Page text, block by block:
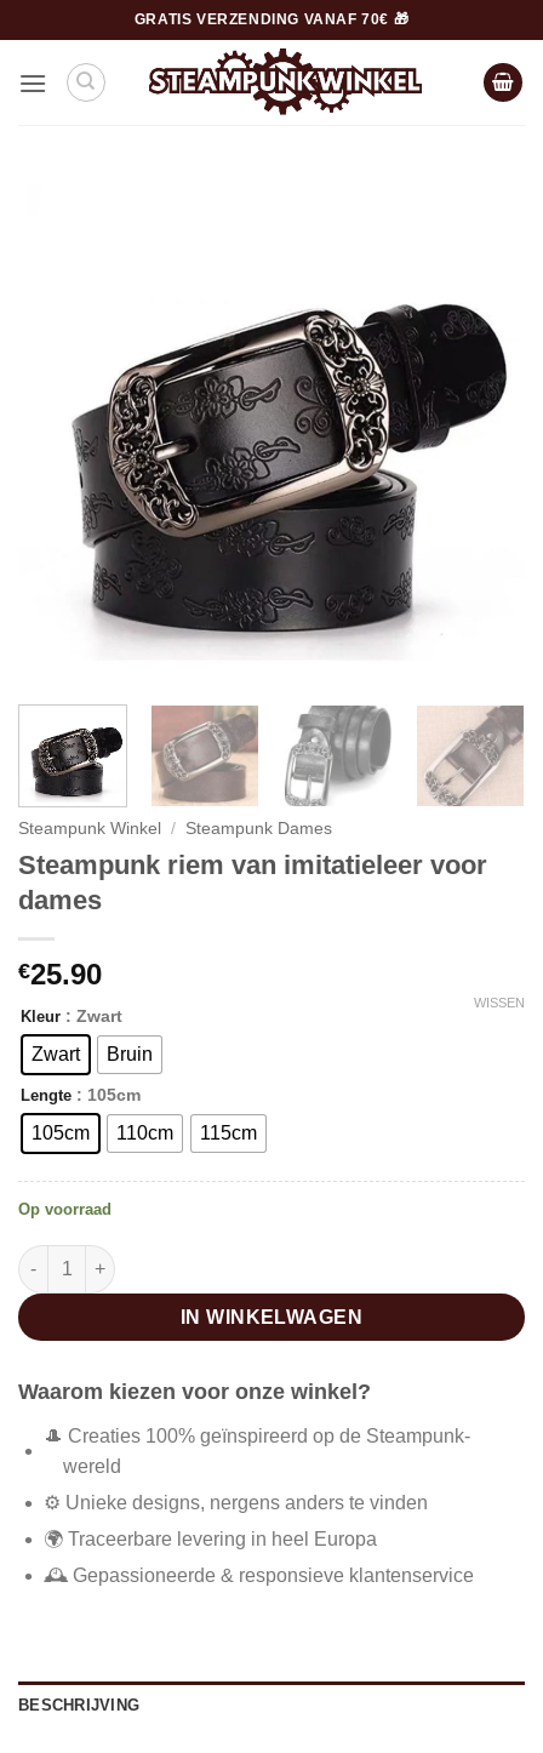
naar
inhoud
GRATIS VERZENDING VANAF 70€ 🎁
Steampunk Winkel / Steampunk Dames
Steampunk riem van imitatieleer voor
dames
€25.90
Kleur : Zwart
Zwart Bruin
Lengte : 105cm
105cm 110cm 115cm
WISSEN
Op voorraad
Steampunk riem van imitatieleer voor dames aantal
IN WINKELWAGEN
Waarom kiezen voor onze winkel?
🎩 Creaties 100% geïnspireerd op de Steampunk-
wereld
⚙️ Unieke designs, nergens anders te vinden
🌍 Traceerbare levering in heel Europa
🕰️ Gepassioneerde & responsieve klantenservice
BESCHRIJVING